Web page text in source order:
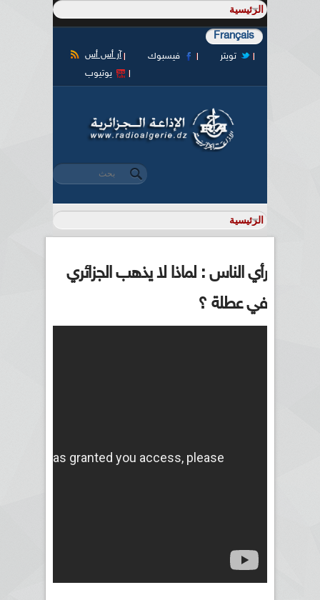
Français
آر أس أس فيسبوك
تويتر
يوتيوب
استمارة البحث
‏بحث ‏
رأي الناس : لماذا لا يذهب الجزائري
في عطلة ؟